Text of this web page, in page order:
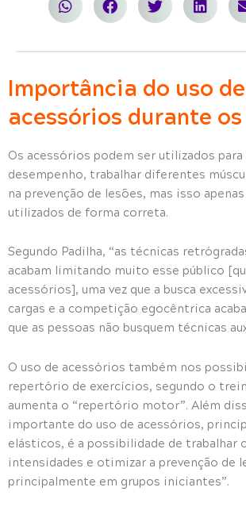
Importância do uso de
acessórios durante
Os acessórios podem ser utilizados
desempenho, trabalhar diferentes
na prevenção de lesões, mas isso
utilizados de forma correta.
Segundo Padilha, “as técnicas
acabam limitando muito esse público
acessórios], uma vez que a busca
cargas e a competição egocêntrica
que as pessoas não busquem técnicas
O uso de acessórios também nos
repertório de exercícios, segundo o
aumenta o “repertório motor”. Além
importante do uso de acessórios,
elásticos, é a possibilidade de trabalhar
intensidades e otimizar a prevenção de
principalmente em grupos iniciantes”.